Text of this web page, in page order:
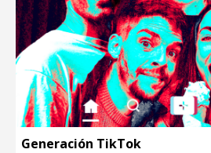
Generación TikTok